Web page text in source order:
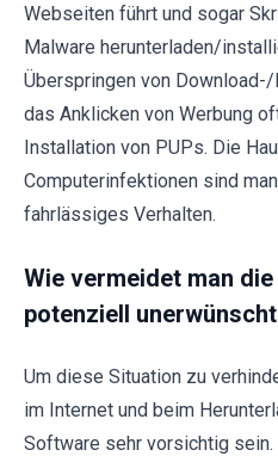
Webseiten führt und sogar
Malware herunterladen/
Überspringen von
das Anklicken von Werbung
Installation von PUPs. Die
Computerinfektionen sind
fahrlässiges Verhalten.
Wie vermeidet man
potenziell
Um diese Situation zu
im Internet und beim
Software sehr vorsichtig